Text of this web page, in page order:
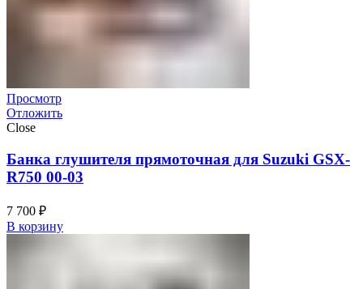
Просмотр
Отложить
Close
Банка глушителя прямоточная для Suzuki GSX-
R750 00-03
7 700 ₽
В корзину